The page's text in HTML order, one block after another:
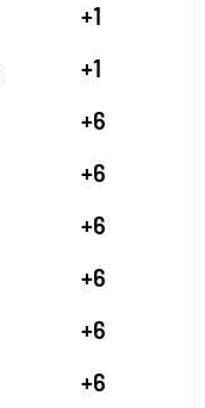
+1
+1
+6
+6
+6
+6
+6
+6